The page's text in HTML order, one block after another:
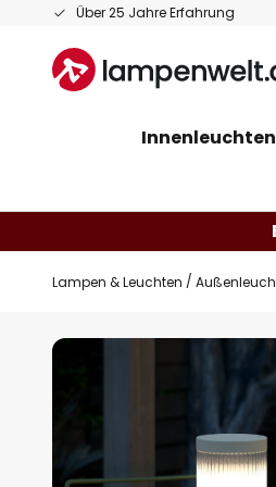
Über 25 Jahre Erfahrung
Zum
springen
Innenleuchten
Lampen & Leuchten
Zum
der
springen